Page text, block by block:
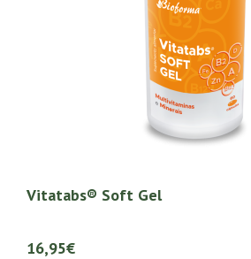
Vitatabs® Soft Gel
16,95€